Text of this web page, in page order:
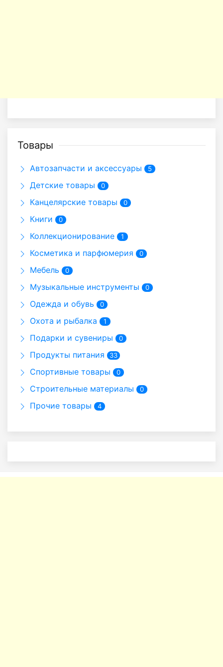
Товары
Автозапчасти и аксессуары 5
Детские товары 0
Канцелярские товары 0
Книги 0
Коллекционирование 1
Косметика и парфюмерия 0
Мебель 0
Музыкальные инструменты 0
Одежда и обувь 0
Охота и рыбалка 1
Подарки и сувениры 0
Продукты питания 33
Спортивные товары 0
Строительные материалы 0
Прочие товары 4